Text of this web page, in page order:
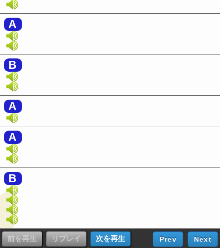
A
B
A
A
B
Prev Next